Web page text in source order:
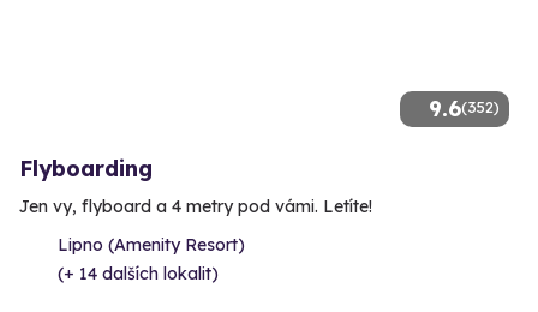
9.6(352)
Flyboarding
Jen vy, flyboard a 4 metry pod vámi. Letíte!
Lipno (Amenity Resort)
(+ 14 dalších lokalit)